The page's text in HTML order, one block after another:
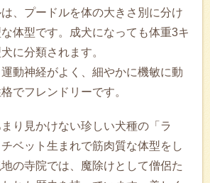
、プードルを体の大きさ別に分け
体型です。成犬になっても体重3キ
に分類されます。
動神経がよく、細やかに機敏に動
でフレンドリーです。
り見かけない珍しい犬種の「ラ
ベット生まれで筋肉質な体型をし
の寺院では、魔除けとして僧侶た